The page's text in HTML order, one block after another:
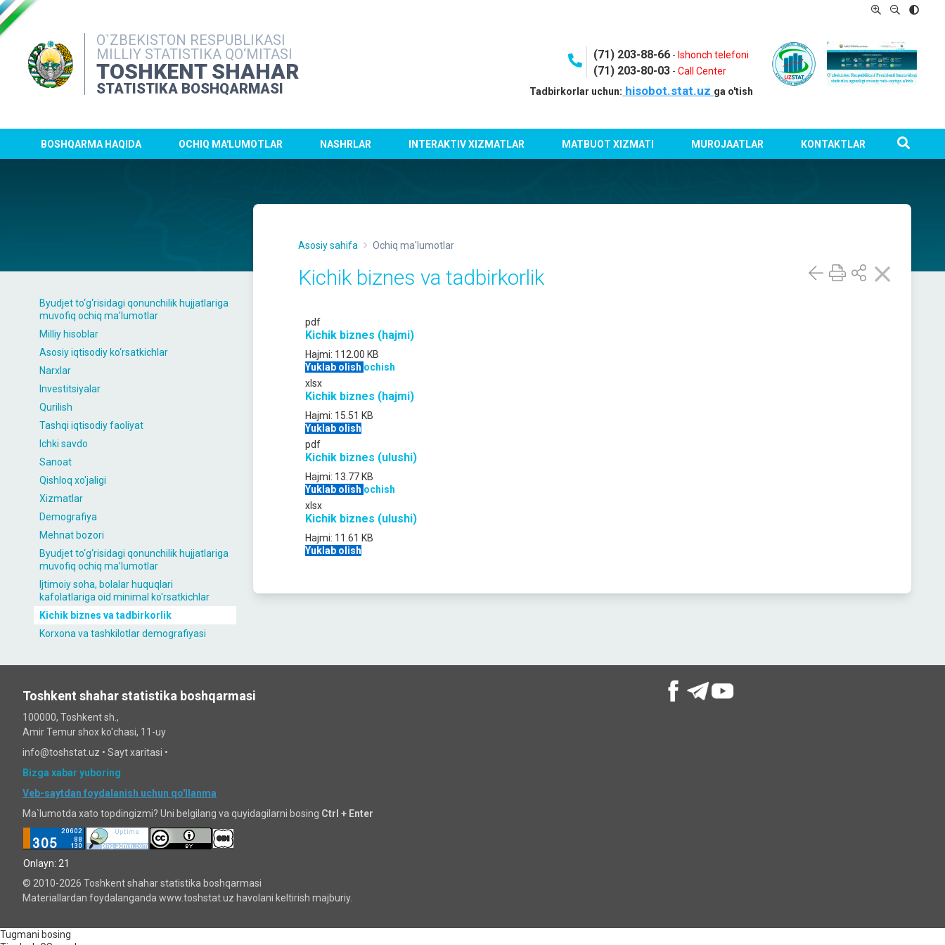
O`ZBEKISTON RESPUBLIKASI
MILLIY STATISTIKA QO‘MITASI
TOSHKENT SHAHAR
STATISTIKA BOSHQARMASI
(71) 203-88-66 - Ishonch telefoni
(71) 203-80-03 -Call Center
Tadbirkorlar uchun: hisobot.stat.uz ga o'tish
BOSHQARMA HAQIDA OCHIQ MA'LUMOTLAR NASHRLAR INTERAKTIV XIZMATLAR MATBUOT XIZMATI MUROJAATLAR KONTAKTLAR
Byudjet to‘g‘risidagi qonunchilik hujjatlariga
muvofiq ochiq maʼlumotlar
Milliy hisoblar
Asosiy iqtisodiy ko‘rsatkichlar
Narxlar
Investitsiyalar
Qurilish
Tashqi iqtisodiy faoliyat
Ichki savdo
Sanoat
Qishloq xo'jaligi
Xizmatlar
Demografiya
Mehnat bozori
Byudjet to‘g‘risidagi qonunchilik hujjatlariga
muvofiq ochiq maʼlumotlar
Ijtimoiy soha, bolalar huquqlari
kafolatlariga oid minimal ko'rsatkichlar
Kichik biznes va tadbirkorlik
Korxona va tashkilotlar demografiyasi
Asosiy sahifa Ochiq ma'lumotlar
Kichik biznes va tadbirkorlik
pdf
Kichik biznes (hajmi)
Hajmi: 112.00 KB
Yuklab olish ochish
xlsx
Kichik biznes (hajmi)
Hajmi: 15.51 KB
Yuklab olish
pdf
Kichik biznes (ulushi)
Hajmi: 13.77 KB
Yuklab olish ochish
xlsx
Kichik biznes (ulushi)
Hajmi: 11.61 KB
Yuklab olish
Toshkent shahar statistika boshqarmasi
100000, Toshkent sh.,
Amir Temur shox ko'chasi, 11-uy
info@toshstat.uz • Sayt xaritasi •
Bizga xabar yuboring
Veb-saytdan foydalanish uchun qo'llanma
Ma`lumotda xato topdingizmi? Uni belgilang va quyidagilarni bosing Ctrl + Enter
Onlayn: 21
© 2010-2026 Toshkent shahar statistika boshqarmasi
Materiallardan foydalanganda www.toshstat.uz havolani keltirish majburiy.
Tugmani bosing